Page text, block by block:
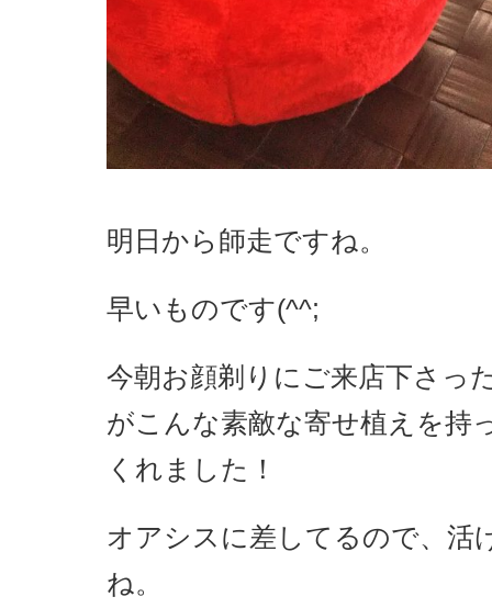
明日から師走ですね。
早いものです(^^;
今朝お顔剃りにご来店下さっ
がこんな素敵な寄せ植えを持
くれました！
オアシスに差してるので、活
ね。